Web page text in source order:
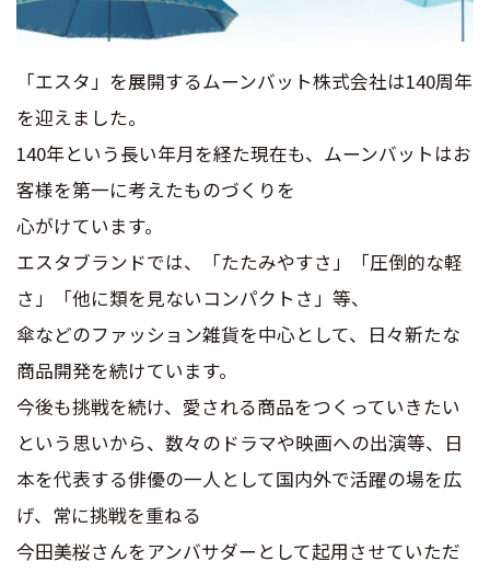
「エスタ」を展開するムーンバット株式会社は140周年
を迎えました。
140年という長い年月を経た現在も、ムーンバットはお
客様を第一に考えたものづくりを
心がけています。
エスタブランドでは、「たたみやすさ」「圧倒的な軽
さ」「他に類を見ないコンパクトさ」等、
傘などのファッション雑貨を中心として、日々新たな
商品開発を続けています。
今後も挑戦を続け、愛される商品をつくっていきたい
という思いから、数々のドラマや映画への出演等、日
本を代表する俳優の一人として国内外で活躍の場を広
げ、常に挑戦を重ねる
今田美桜さんをアンバサダーとして起用させていただ